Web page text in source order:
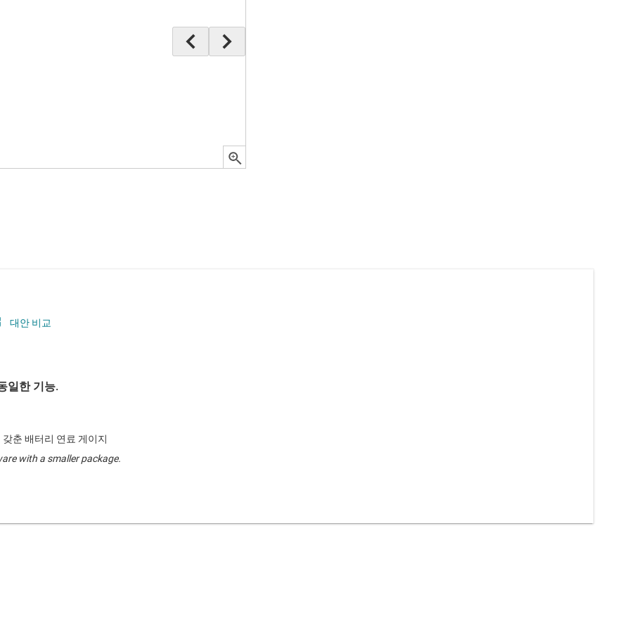
대안 비교
일한 기능.
춘 배터리 연료 게이지
with a smaller package.